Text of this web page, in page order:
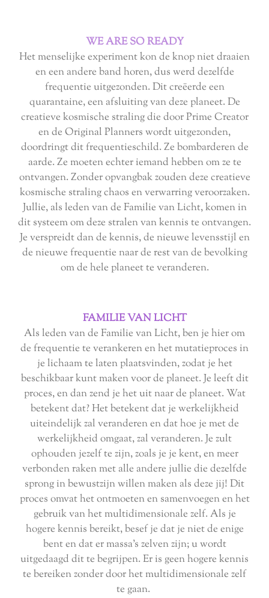
WE ARE SO READY
Het menselijke experiment kon de knop niet draaien
en een andere band horen, dus werd dezelfde
frequentie uitgezonden. Dit creëerde een
quarantaine, een afsluiting van deze planeet. De
creatieve kosmische straling die door Prime Creator
en de Original Planners wordt uitgezonden,
doordringt dit frequentieschild. Ze bombarderen de
aarde. Ze moeten echter iemand hebben om ze te
ontvangen. Zonder opvangbak zouden deze creatieve
kosmische straling chaos en verwarring veroorzaken.
Jullie, als leden van de Familie van Licht, komen in
dit systeem om deze stralen van kennis te ontvangen.
Je verspreidt dan de kennis, de nieuwe levensstijl en
de nieuwe frequentie naar de rest van de bevolking
om de hele planeet te veranderen.
FAMILIE VAN LICHT
Als leden van de Familie van Licht, ben je hier om
de frequentie te verankeren en het mutatieproces in
je lichaam te laten plaatsvinden, zodat je het
beschikbaar kunt maken voor de planeet. Je leeft dit
proces, en dan zend je het uit naar de planeet. Wat
betekent dat? Het betekent dat je werkelijkheid
uiteindelijk zal veranderen en dat hoe je met de
werkelijkheid omgaat, zal veranderen. Je zult
ophouden jezelf te zijn, zoals je je kent, en meer
verbonden raken met alle andere jullie die dezelfde
sprong in bewustzijn willen maken als deze jij! Dit
proces omvat het ontmoeten en samenvoegen en het
gebruik van het multidimensionale zelf. Als je
hogere kennis bereikt, besef je dat je niet de enige
bent en dat er massa's zelven zijn; u wordt
uitgedaagd dit te begrijpen. Er is geen hogere kennis
te bereiken zonder door het multidimensionale zelf
te gaan.